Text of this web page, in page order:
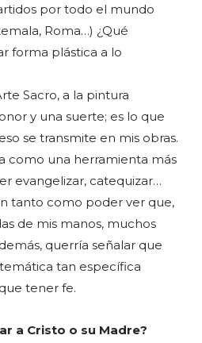
por todo el mundo
Roma…) ¿Qué
forma plástica a lo
Sacro, a la pintura
y una suerte; es lo que
se transmite en mis obras.
como una herramienta más
evangelizar, catequizar…
tanto como poder ver que,
de mis manos, muchos
querría señalar que
tan específica
tener fe.
a Cristo o su Madre?